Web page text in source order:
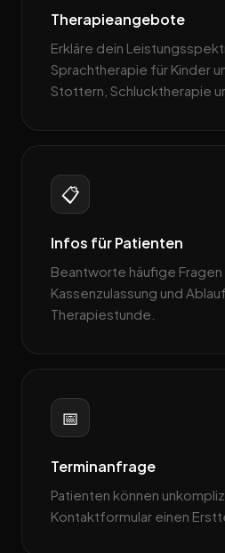
Therapieangebote
Erkläre dein
Sprachtherapie für Kinder
Stottern, Schlucktherapie
📋
Infos für Patienten
Beantworte häufige Fragen
Kassenzulassung und
Therapiestunde.
📅
Terminanfrage
Patienten können
Kontaktformular einen